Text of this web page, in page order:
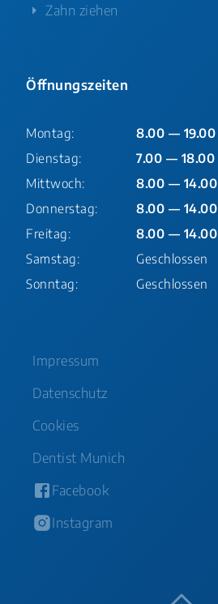
Zahn ziehen
Öffnungszeiten
Montag:
8.00 — 19.00
Dienstag:
7.00 — 18.00
Mittwoch:
8.00 — 14.00
Donnerstag:
8.00 — 14.00
Freitag:
8.00 — 14.00
Samstag:
Geschlossen
Sonntag:
Geschlossen
Impressum
Datenschutz
Cookies
Dentist Munich
Facebook
Instagram